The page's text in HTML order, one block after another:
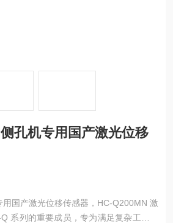
孔机专用国产激光位移
国产激光位移传感器，HC-Q200MN 激
系列的重要成员，专为满足复杂工业环